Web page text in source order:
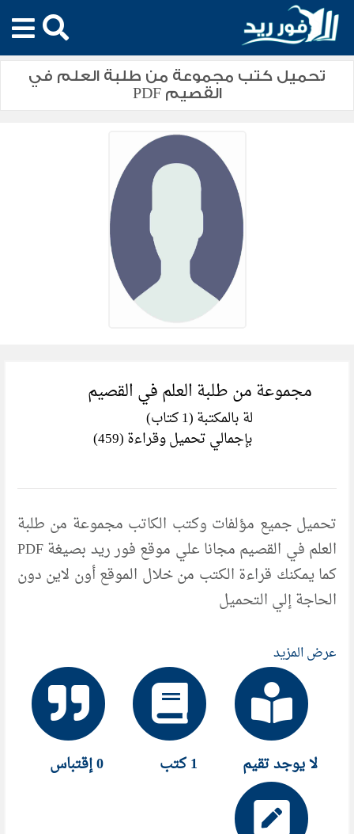
تحميل كتب مجموعة من طلبة العلم في
القصيم PDF
مجموعة من طلبة العلم في القصيم
لة بالمكتبة (1 كتاب)
بإجمالي تحميل وقراءة (459)
تحميل جميع مؤلفات وكتب الكاتب مجموعة من طلبة
العلم في القصيم مجانا علي موقع فور ريد بصيغة PDF
كما يمكنك قراءة الكتب من خلال الموقع أون لاين دون
الحاجة إلي التحميل
عرض المزيد
لا يوجد تقيم 1 كتب 0 إقتباس